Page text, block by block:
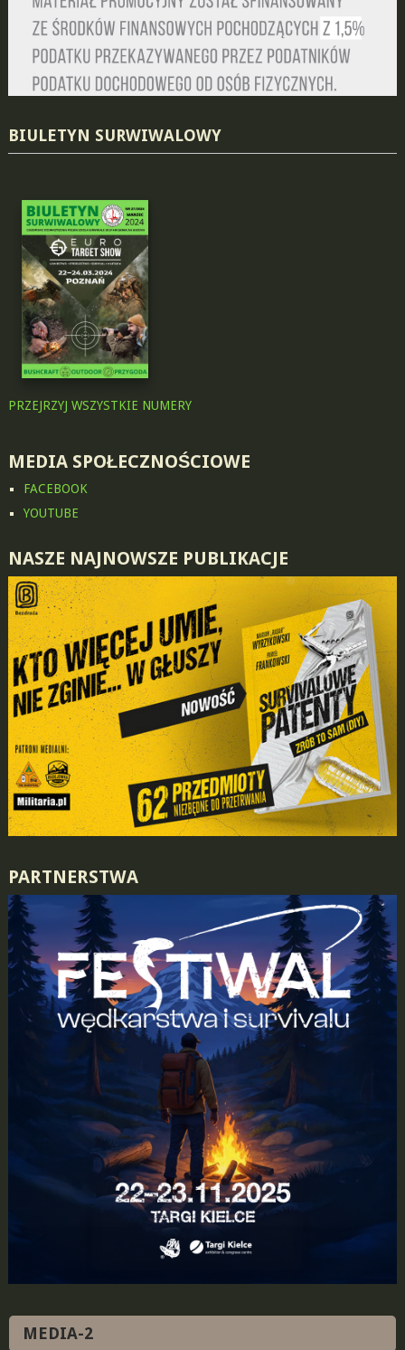
BIULETYN SURWIWALOWY
PRZEJRZYJ WSZYSTKIE NUMERY
MEDIA SPOŁECZNOŚCIOWE
FACEBOOK
YOUTUBE
NASZE NAJNOWSZE PUBLIKACJE
PARTNERSTWA
MEDIA-2